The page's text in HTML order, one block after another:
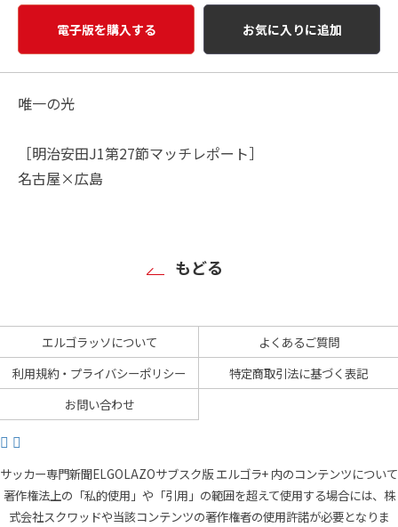
電子版を購入する お気に入りに追加
唯一の光
［明治安田J1第27節マッチレポート］
名古屋×広島
もどる
エルゴラッソについて
よくあるご質問
利用規約・プライバシーポリシー
特定商取引法に基づく表記
お問い合わせ
サッカー専門新聞ELGOLAZOサブスク版 エルゴラ+ 内のコンテンツについて
著作権法上の「私的使用」や「引用」の範囲を超えて使用する場合には、株
式会社スクワッドや当該コンテンツの著作権者の使用許諾が必要となりま